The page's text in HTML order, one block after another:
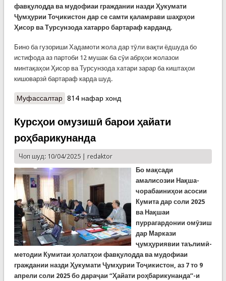
фавқулодда ва мудофиаи граждании назди Ҳукумати
Ҷумҳурии Тоҷикистон дар се самти қаламрави шаҳрҳои
Ҳисор ва Турсунзода хатарро бартараф карданд.
Бино ба гузориши Хадамоти жола дар тӯли вақти ёдшуда бо
истифода аз партоби 12 мушак ба сӯи абрҳои жолазои
минтақаҳои Ҳисор ва Турсунзода хатари зарар ба киштаҳои
кишоварзӣ бартараф карда шуд.
Муфассалтаро Партоби 12 мушак ба сӯи абрҳои жолазои
814 нафар хонд
Курсҳои омузишӣ барои ҳайати
роҳбарикунанда
Чоп шуд: 10/04/2025 | redaktor
Бо мақсади
амалисозии Нақша-
чорабаиниҳои асосии
Кумита дар соли 2025
ва Нақшаи
пуррагардонии омӯзиш
дар Маркази
ҷумҳуриявии таълимӣ-
методии Кумитаи ҳолатҳои фавқулодда ва мудофиаи
граждании назди Ҳукумати Ҷумҳурии Тоҷикистон, аз 7 то 9
апрели соли 2025 бо дараҷаи “Ҳайати роҳбарикунанда”-и